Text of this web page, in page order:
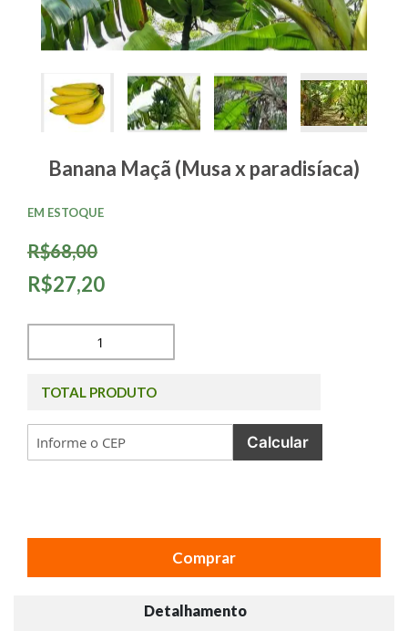
Banana Maçã (Musa x paradisíaca)
R$68,00
R$27,20
EM ESTOQUE
TOTAL PRODUTO
Calcular
Comprar
Detalhamento